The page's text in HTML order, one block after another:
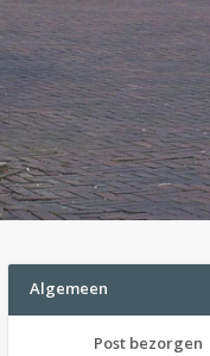
Algemeen
Post bezorgen